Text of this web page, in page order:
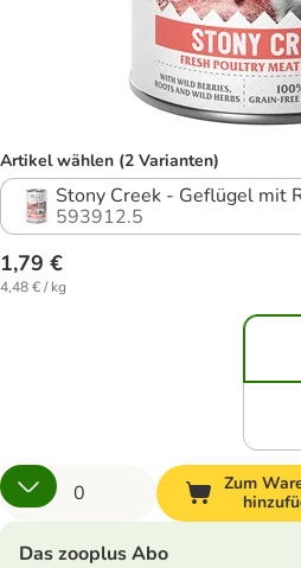
Artikel wählen (2 Varianten)
Stony Creek - Geflügel mit
593912.5
1,79 €
4,48 € / kg
Zum
Das zooplus Abo